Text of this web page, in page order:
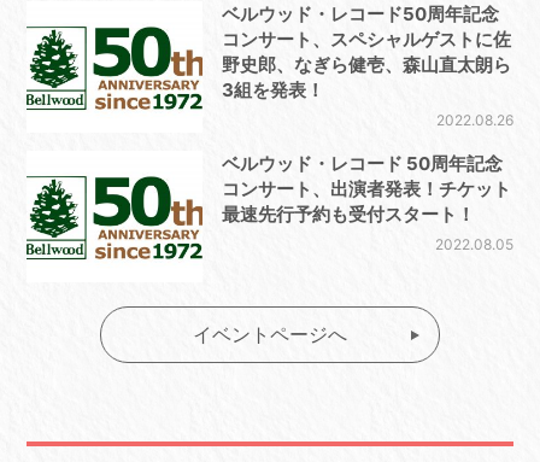
ベルウッド・レコード50周年記念
コンサート、スペシャルゲストに佐
野史郎、なぎら健壱、森山直太朗ら
3組を発表！
2022.08.26
ベルウッド・レコード 50周年記念
コンサート、出演者発表！チケット
最速先行予約も受付スタート！
2022.08.05
イベントページへ